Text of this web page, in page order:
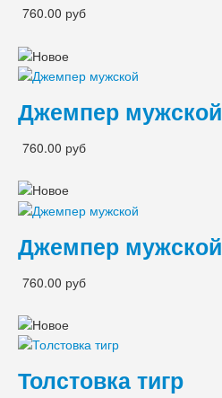
760.00 руб
Джемпер мужской
760.00 руб
Джемпер мужской
760.00 руб
Толстовка тигр